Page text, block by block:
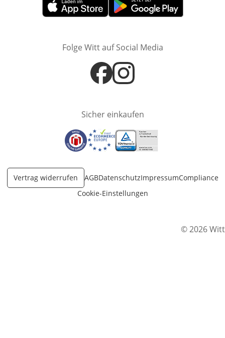
Öffnet in neuem FensterÖffnet in neuem Fenster
Folge Witt auf Social Media
Öffnet in neuem Fenster
Öffnet in neuem Fenster
Sicher einkaufen
Öffnet in neuem Fenster
Öffnet in neuem Fenster
Öffnet in neuem Fenster
Vertrag widerrufen AGBDatenschutzImpressumCompliance
Cookie-Einstellungen
© 2026 Witt